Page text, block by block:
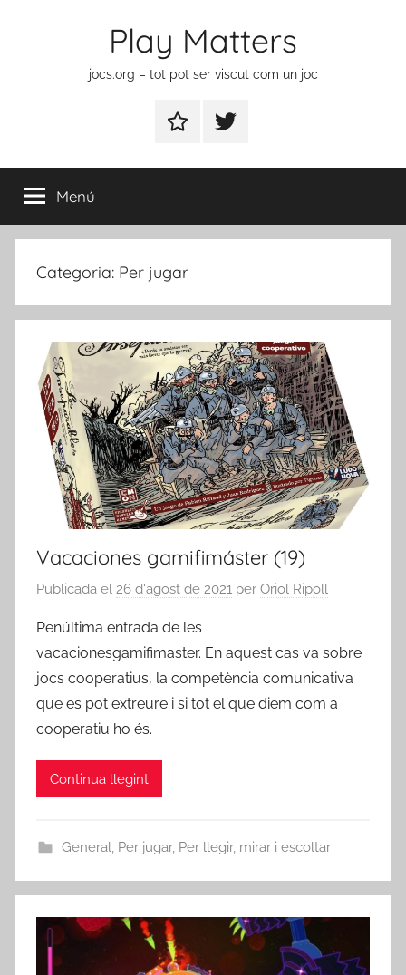
Play Matters
jocs.org – tot pot ser viscut com un joc
ContactarElement
menú
Menú
Categoria: Per jugar
Vacaciones gamifimáster (19)
Publicada el 26 d'agost de 2021 per Oriol Ripoll
Penúltima entrada de les
vacacionesgamifimaster. En aquest cas va sobre
jocs cooperatius, la competència comunicativa
que es pot extreure i si tot el que diem com a
cooperatiu ho és.
Continua llegint
General, Per jugar, Per llegir, mirar i escoltar